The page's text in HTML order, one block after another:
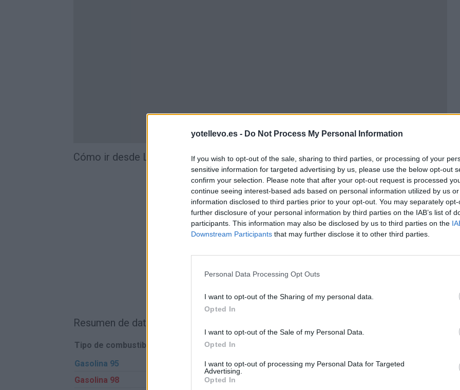
yotellevo.es - Do Not Process My Personal Information
If you wish to opt-out of the sale, sharing to third parties, or processing of your
sensitive information for targeted advertising by us, please use the below opt-out
confirm your selection. Please note that after your opt-out request is processed
continue seeing interest-based ads based on personal information utilized by us
information disclosed to third parties prior to your opt-out. You may separately
further disclosure of your personal information by third parties on the IAB’s list of
participants. This information may also be disclosed by us to third parties on the
Downstream Participants that may further disclose it to other third parties.
Personal Data Processing Opt Outs
I want to opt-out of the Sharing of my personal data.
Opted In
I want to opt-out of the Sale of my Personal Data.
Opted In
I want to opt-out of processing my Personal Data for Targeted
Advertising.
Opted In
Cómo ir desde Logroño+la+rioja a Bilbao+vizcaya
Resumen de datos de la ruta entre Logroño+la+rioja y Bilbao+vizcaya
Tipo de combustible Precio por litro Gasto 5l/100km
Gasolina 95
8l.- 0,00€ 11l. - 0,00€ 16l.- 0,00€
Gasolina 98
8